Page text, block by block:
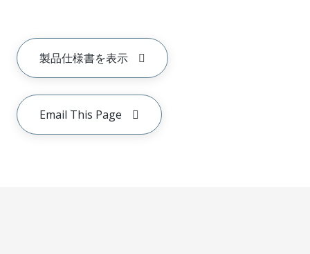
製品仕様書を表示
Email This Page